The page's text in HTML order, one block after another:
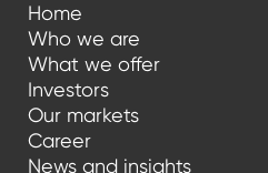
Home
Who we are
What we offer
Investors
Our markets
Career
News and insights